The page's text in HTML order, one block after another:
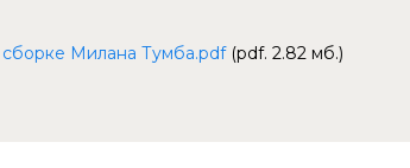
Милана Тумба.pdf (pdf. 2.82 мб.)